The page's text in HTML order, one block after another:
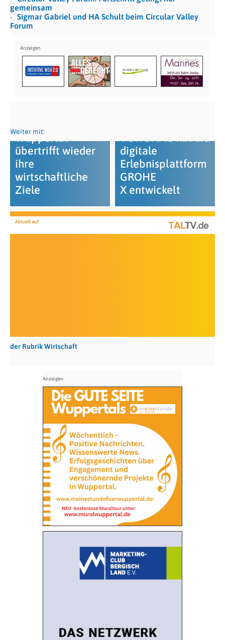
gemeinsam
Sigmar Gabriel und HA Schult beim Circular Valley
Forum
Weiter mit:
Wuppertal
übertrifft wieder
ihre
wirtschaftliche
Ziele
digitale
Erlebnisplattform
GROHE
X entwickelt
Aktuell auf
der Rubrik Wirtschaft